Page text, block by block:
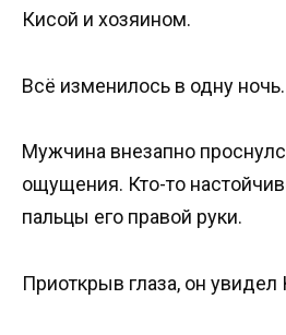
Кисой и хозяином.
Всё изменилось в одну ночь.
Мужчина внезапно
ощущения. Кто-то
пальцы его правой руки.
Приоткрыв глаза, он увидел